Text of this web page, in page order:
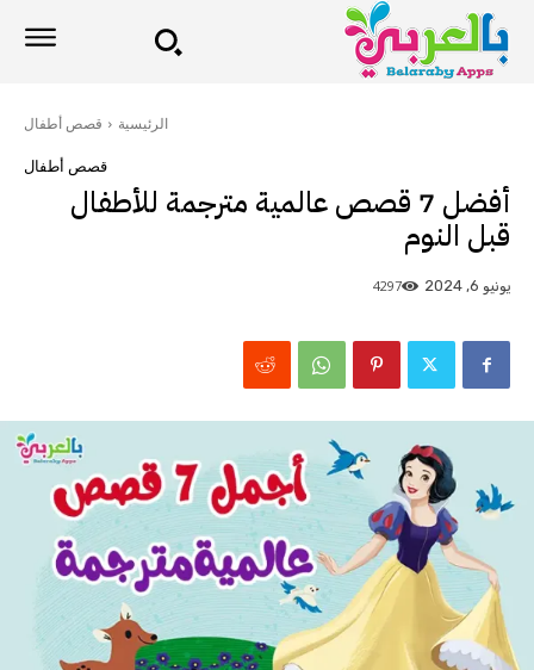
الرئيسية قصص أطفال
قصص أطفال
أفضل 7 قصص عالمية مترجمة للأطفال
قبل النوم
يونيو 6, 2024 4297